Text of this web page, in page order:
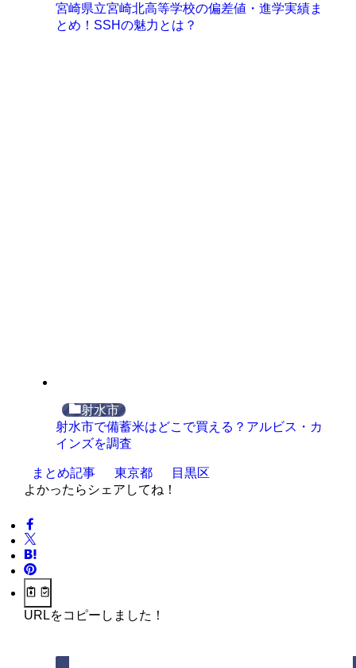
宮崎県立宮崎北高等学校の偏差値・進学実績ま
とめ！SSHの魅力とは？
射水市
射水市で備蓄米はどこで買える？アルビス・カ
インズを調査
まとめ記事 東京都
目黒区
よかったらシェアしてね！
URLをコピーしました！